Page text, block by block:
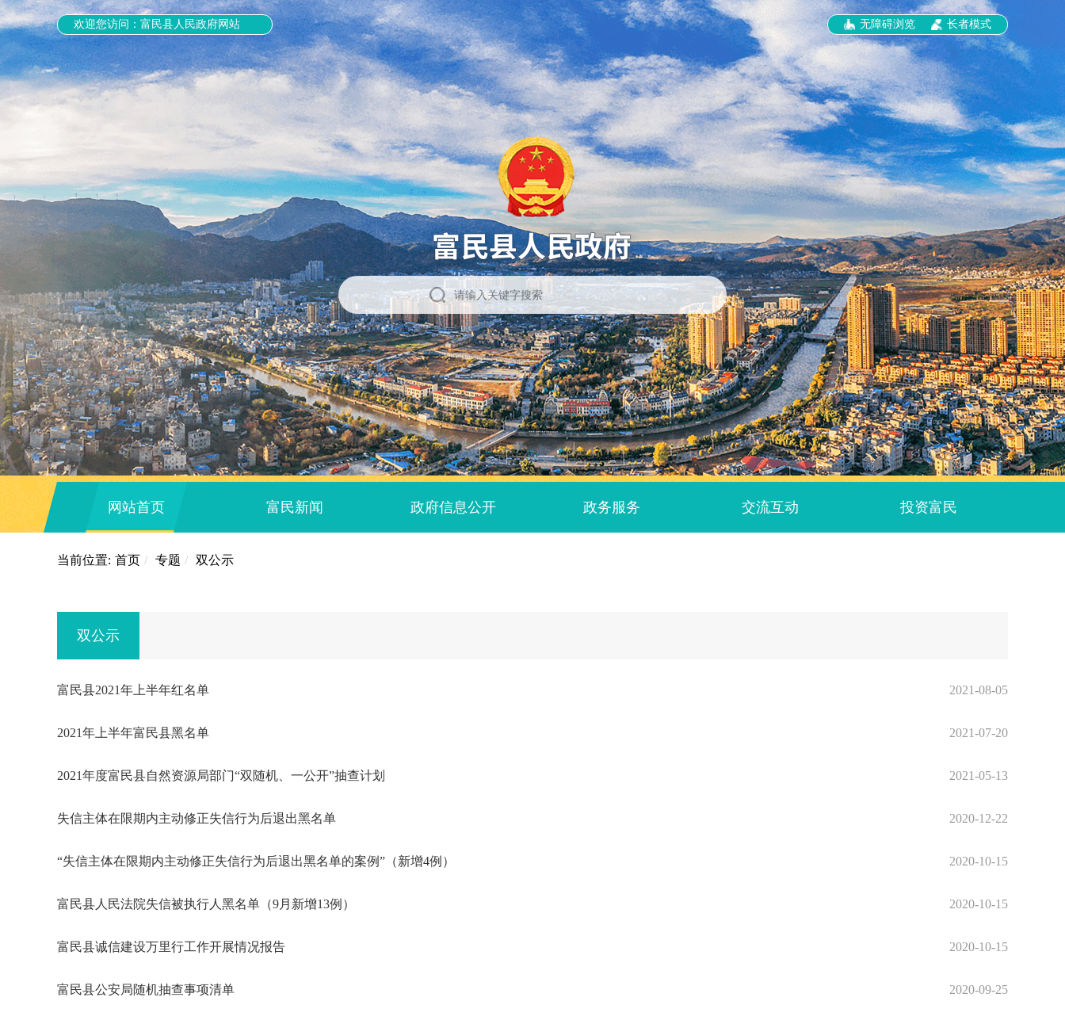
欢迎您访问：富民县人民政府网站 无障碍浏览 长者模式
网站首页 富民新闻 政府信息公开 政务服务 交流互动 投资富民
当前位置: 首页 / 专题 / 双公示
双公示
富民县2021年上半年红名单 2021-08-05
2021年上半年富民县黑名单 2021-07-20
2021年度富民县自然资源局部门“双随机、一公开”抽查计划 2021-05-13
失信主体在限期内主动修正失信行为后退出黑名单 2020-12-22
“失信主体在限期内主动修正失信行为后退出黑名单的案例”（新增4例） 2020-10-15
富民县人民法院失信被执行人黑名单（9月新增13例） 2020-10-15
富民县诚信建设万里行工作开展情况报告 2020-10-15
富民县公安局随机抽查事项清单 2020-09-25